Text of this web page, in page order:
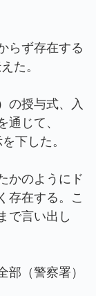
らず存在する
た。
の授与式、入
じて、
下した。
かのようにド
存在する。こ
で言い出し
（警察署）